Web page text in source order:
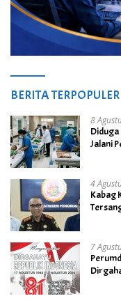
BERITA TERPOPULER
8
Diduga
Jalani
4
Kabag
7